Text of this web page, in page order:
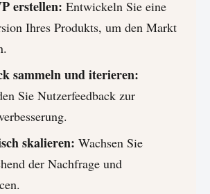
erstellen: Entwickeln Sie eine
Ihres Produkts, um den Markt
sammeln und iterieren:
Sie Nutzerfeedback zur
skalieren: Wachsen Sie
der Nachfrage und